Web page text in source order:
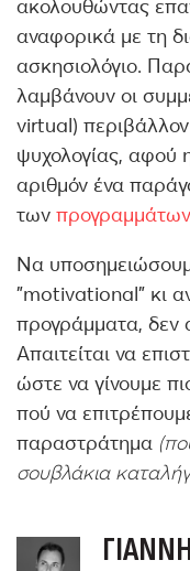
ακολουθώντας
αναφορικά με τη
ασκησιολόγιο.
λαμβάνουν οι
virtual) περιβάλλον
ψυχολογίας, αφού
αριθμόν ένα
των
Να
"motivational" κι
προγράμματα, δεν
Απαιτείται να
ώστε να γίνουμε
πού να
παραστράτημα
σουβλάκια